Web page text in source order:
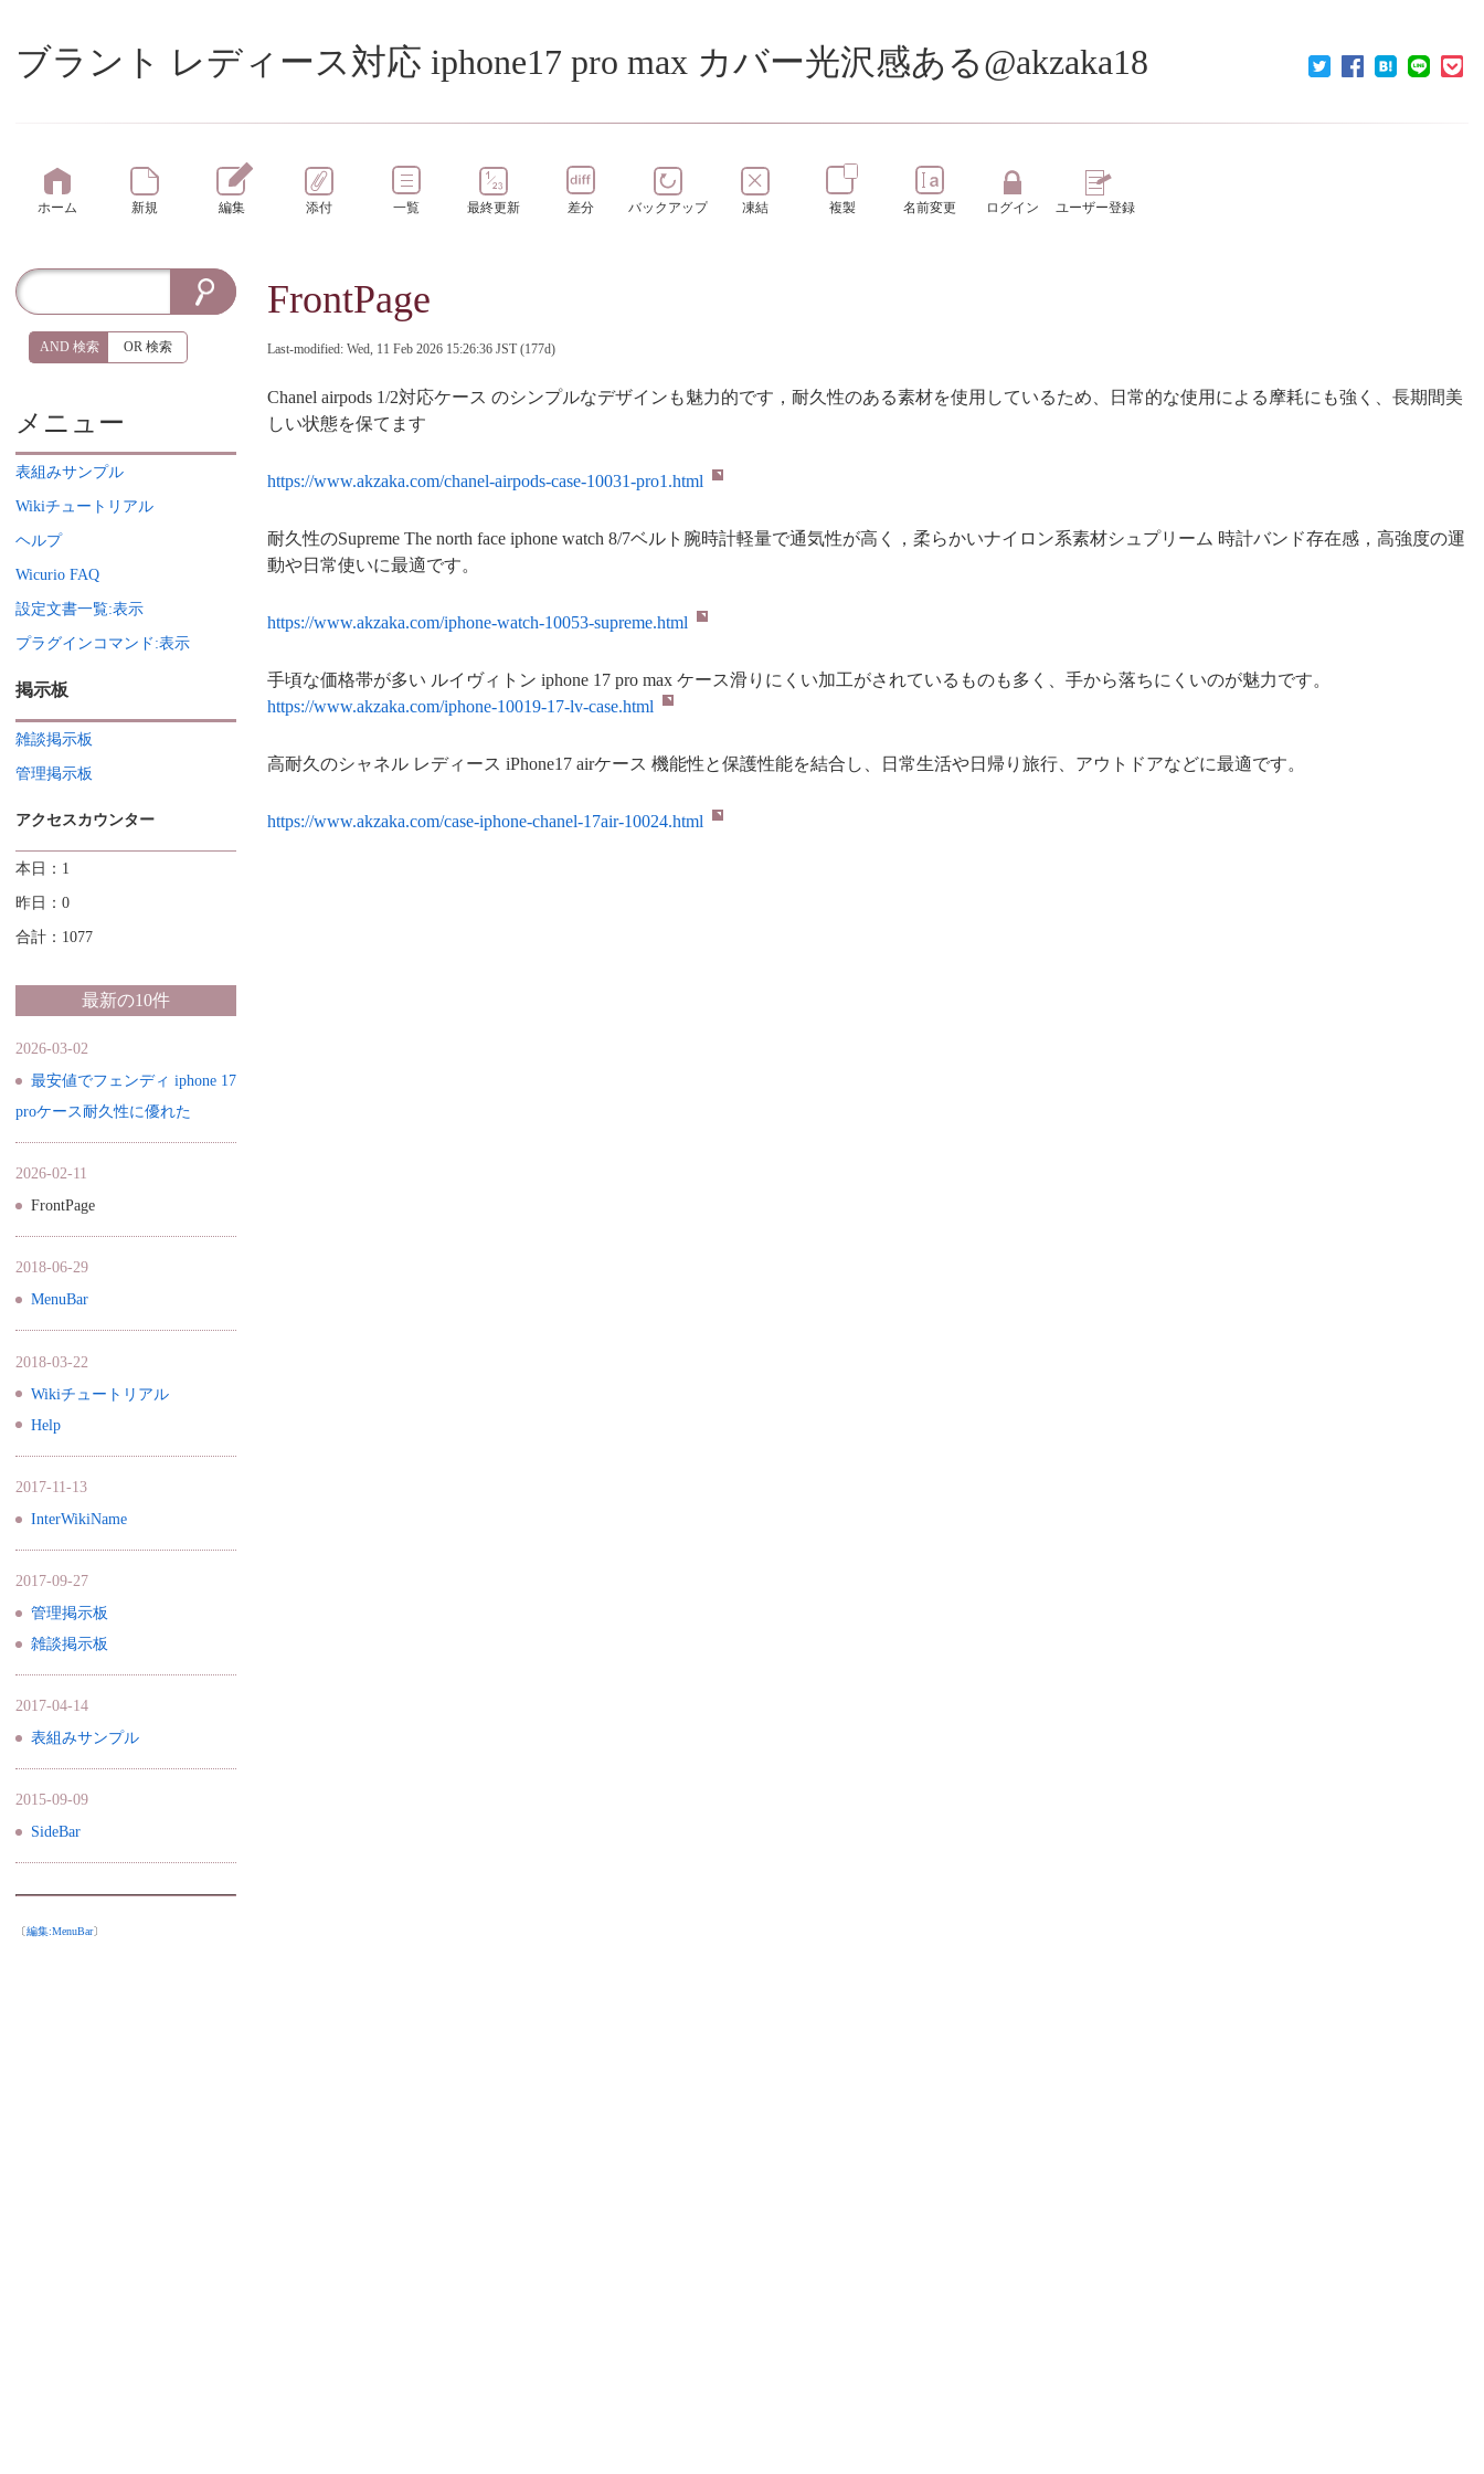
ブラント レディース対応 iphone17 pro max カバー光沢感ある@akzaka18
ホーム 新規 編集 添付 一覧 最終更新 差分 バックアップ 凍結 複製 名前変更 ログイン ユーザー登録
FrontPage
Last-modified: Wed, 11 Feb 2026 15:26:36 JST (177d)
Chanel airpods 1/2対応ケース のシンプルなデザインも魅力的です，耐久性のある素材を使用しているため、日常的な使用による摩耗にも強く、長期間美
しい状態を保てます
https://www.akzaka.com/chanel-airpods-case-10031-pro1.html
耐久性のSupreme The north face iphone watch 8/7ベルト腕時計軽量で通気性が高く，柔らかいナイロン系素材シュプリーム 時計バンド存在感，高強度の運
動や日常使いに最適です。
https://www.akzaka.com/iphone-watch-10053-supreme.html
手頃な価格帯が多い ルイヴィトン iphone 17 pro max ケース滑りにくい加工がされているものも多く、手から落ちにくいのが魅力です。
https://www.akzaka.com/iphone-10019-17-lv-case.html
高耐久のシャネル レディース iPhone17 airケース 機能性と保護性能を結合し、日常生活や日帰り旅行、アウトドアなどに最適です。
https://www.akzaka.com/case-iphone-chanel-17air-10024.html
AND 検索 OR 検索
メニュー
表組みサンプル
Wikiチュートリアル
ヘルプ
Wicurio FAQ
設定文書一覧:表示
プラグインコマンド:表示
掲示板
雑談掲示板
管理掲示板
アクセスカウンター
本日：1
昨日：0
合計：1077
最新の10件
2026-03-02
最安値でフェンディ iphone 17
proケース耐久性に優れた
2026-02-11
FrontPage
2018-06-29
MenuBar
2018-03-22
Wikiチュートリアル
Help
2017-11-13
InterWikiName
2017-09-27
管理掲示板
雑談掲示板
2017-04-14
表組みサンプル
2015-09-09
SideBar
〔編集:MenuBar〕